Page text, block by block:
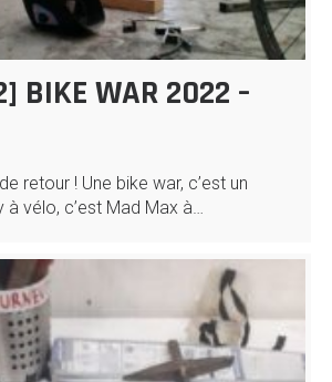
BIKE WAR 2022 –
retour ! Une bike war, c’est un
vélo, c’est Mad Max à…